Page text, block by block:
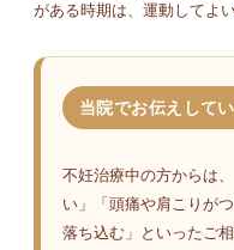
がある時期は、運動してよ
当院でお伝えして
不妊治療中の方からは
い」「頭痛や肩こりが
落ち込む」といったご相